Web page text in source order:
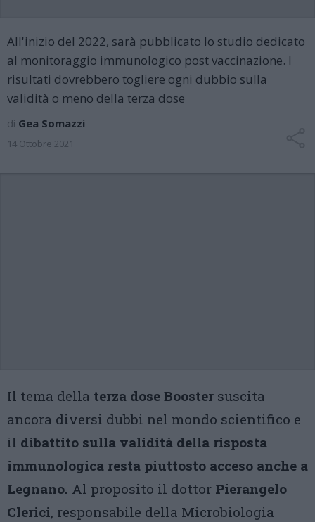
All'inizio del 2022, sarà pubblicato lo studio dedicato
al monitoraggio immunologico post vaccinazione. I
risultati dovrebbero togliere ogni dubbio sulla
validità o meno della terza dose
di Gea Somazzi
14 Ottobre 2021
Il tema della terza dose Booster suscita
ancora diversi dubbi nel mondo scientifico e
il dibattito sulla validità della risposta
immunologica resta piuttosto acceso anche a
Legnano. Al proposito il dottor Pierangelo
Clerici, responsabile della Microbiologia